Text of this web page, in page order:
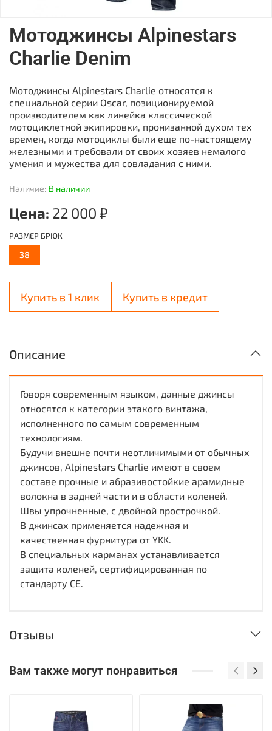
Наличие: В наличии
Мотоджинсы Alpinestars
Charlie Denim
Цена: 22 000 ₽
Купить в 1 клик Купить в кредит
РАЗМЕР БРЮК
38
Мотоджинсы Alpinestars Charlie относятся к
специальной серии Oscar, позиционируемой
производителем как линейка классической
мотоциклетной экипировки, пронизанной духом тех
времен, когда мотоциклы были еще по-настоящему
железными и требовали от своих хозяев немалого
умения и мужества для совладания с ними.
Описание
Говоря современным языком, данные джинсы
относятся к категории этакого винтажа,
исполненного по самым современным
технологиям.
Будучи внешне почти неотличимыми от обычных
джинсов, Alpinestars Charlie имеют в своем
составе прочные и абразивостойкие арамидные
волокна в задней части и в области коленей.
Швы упрочненные, с двойной прострочкой.
В джинсах применяется надежная и
качественная фурнитура от YKK.
В специальных карманах устанавливается
защита коленей, сертифицированная по
стандарту СЕ.
Отзывы
Вам также могут понравиться